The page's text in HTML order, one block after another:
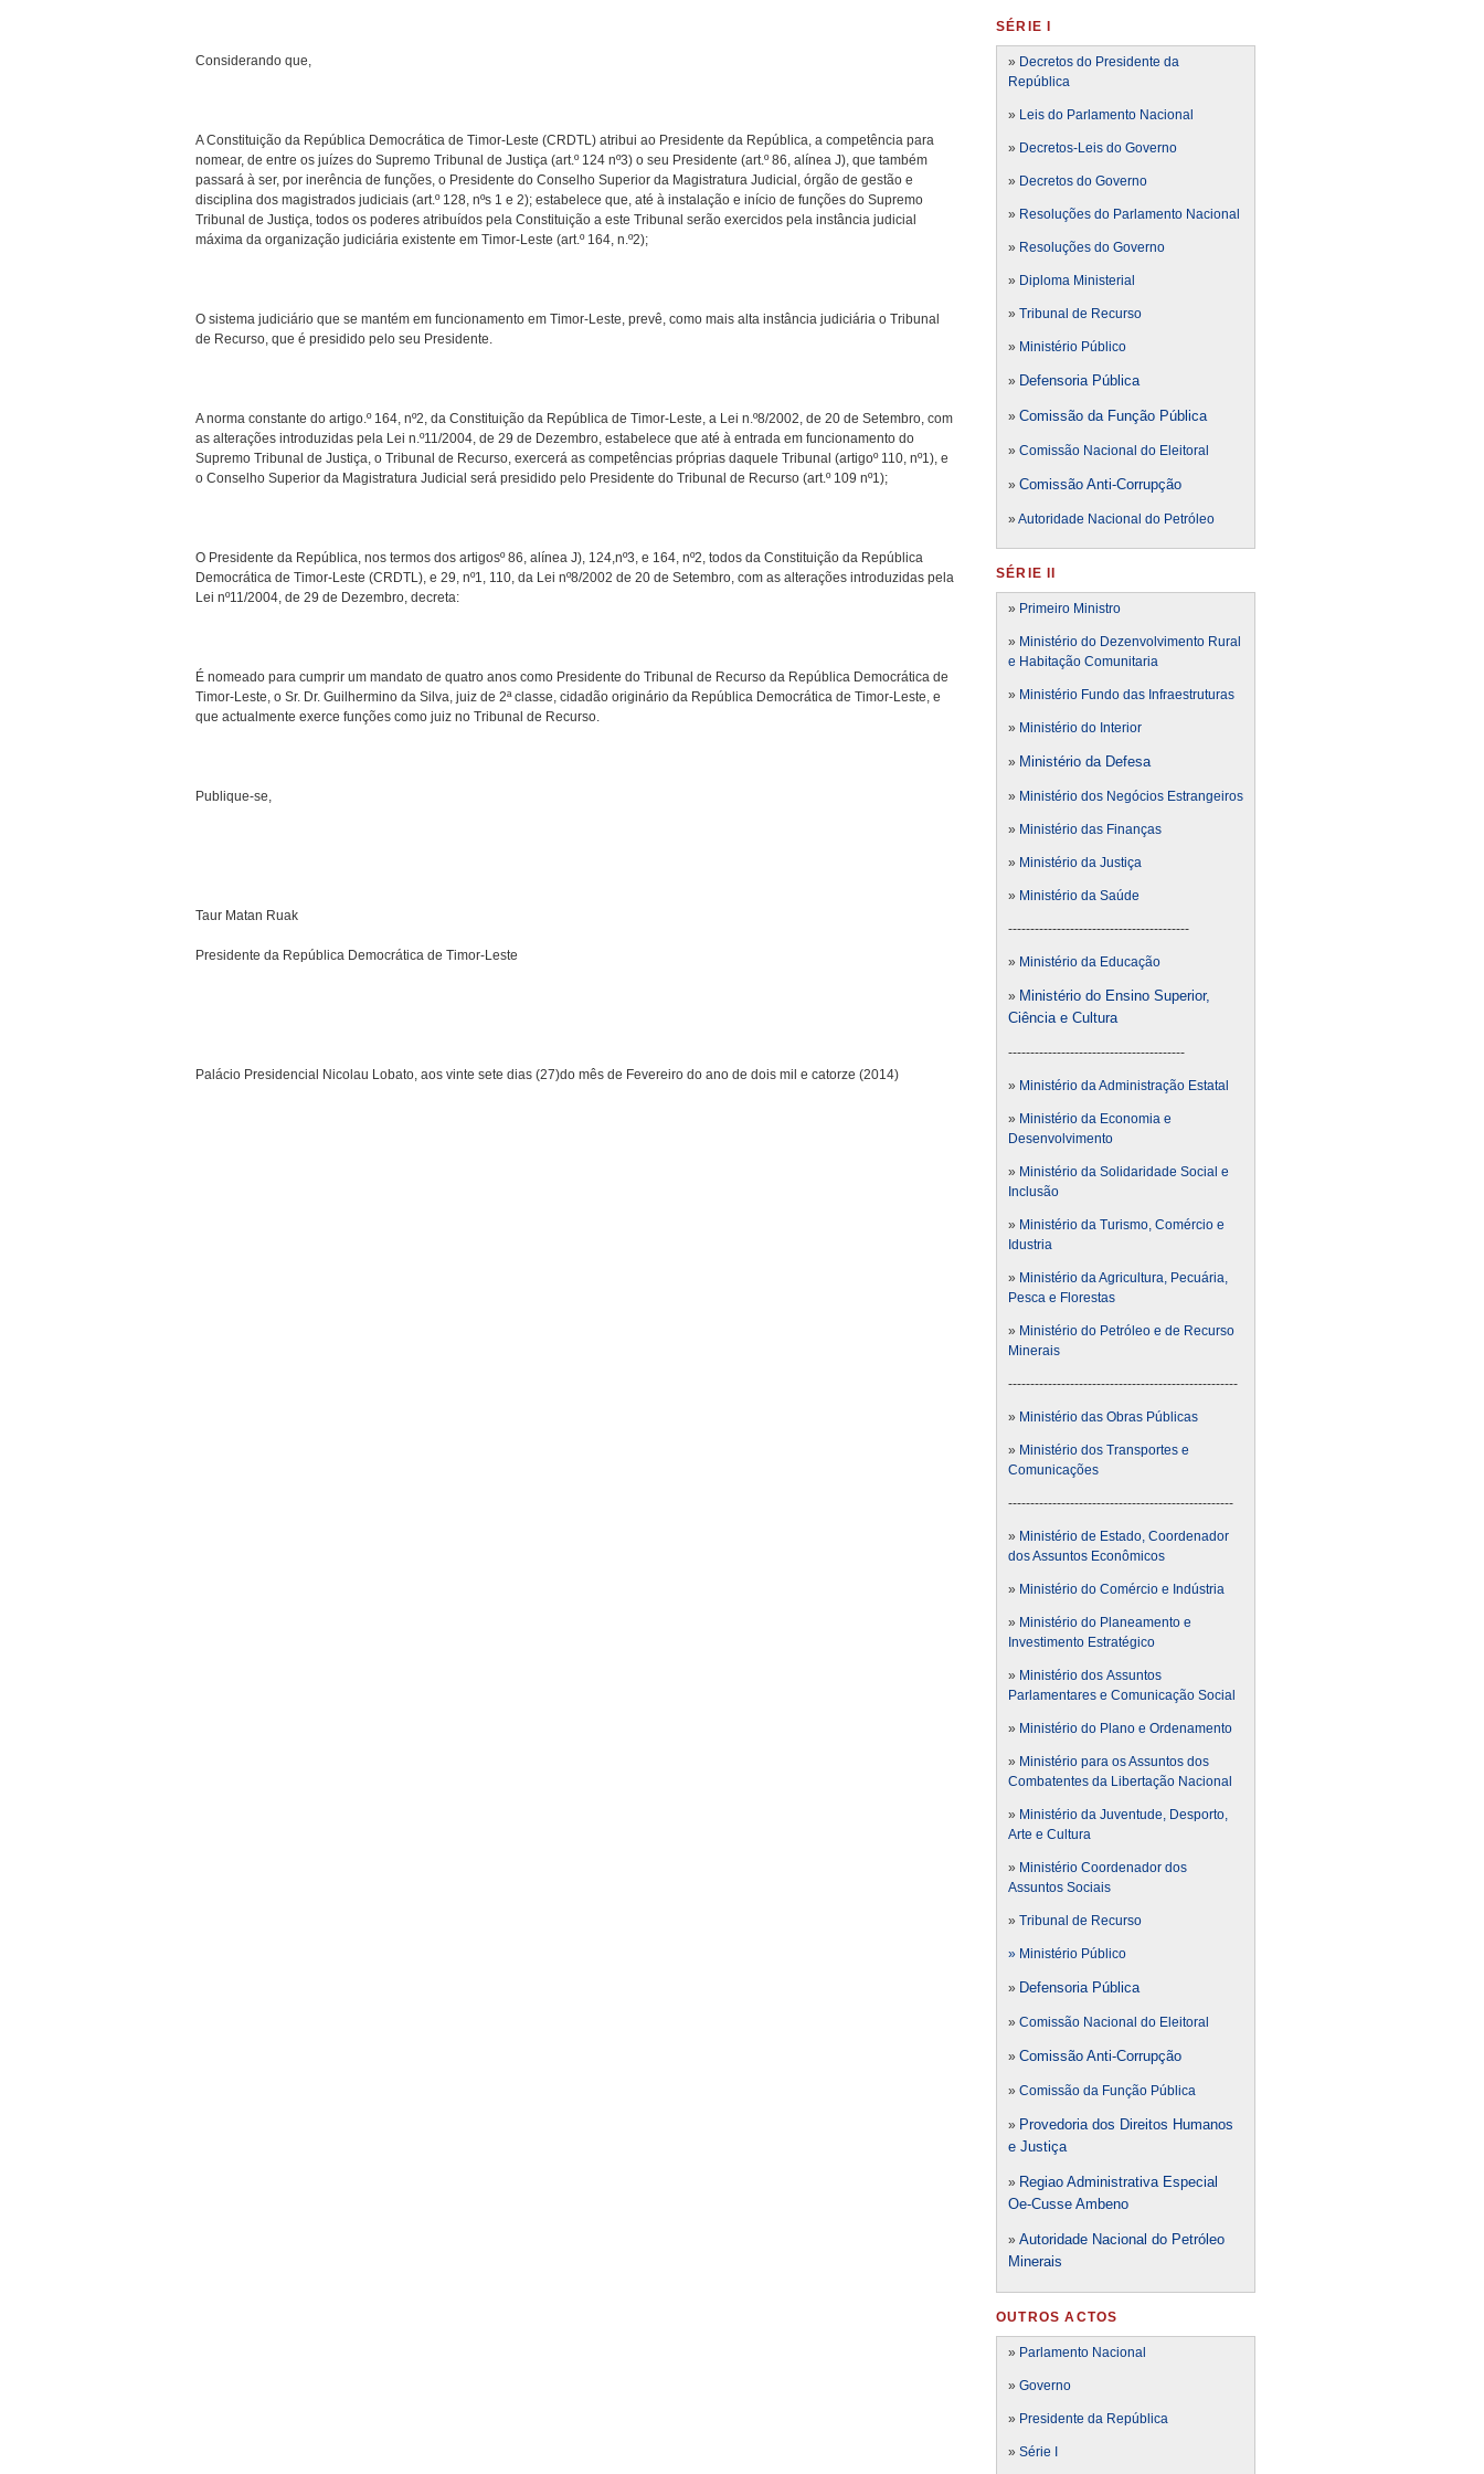
Considerando que,
A Constituição da República Democrática de Timor-Leste (CRDTL) atribui ao Presidente da República, a competência para
nomear, de entre os juízes do Supremo Tribunal de Justiça (art.º 124 nº3) o seu Presidente (art.º 86, alínea J), que também
passará à ser, por inerência de funções, o Presidente do Conselho Superior da Magistratura Judicial, órgão de gestão e
disciplina dos magistrados judiciais (art.º 128, nºs 1 e 2); estabelece que, até à instalação e início de funções do Supremo
Tribunal de Justiça, todos os poderes atribuídos pela Constituição a este Tribunal serão exercidos pela instância judicial
máxima da organização judiciária existente em Timor-Leste (art.º 164, n.º2);
O sistema judiciário que se mantém em funcionamento em Timor-Leste, prevê, como mais alta instância judiciária o Tribunal
de Recurso, que é presidido pelo seu Presidente.
A norma constante do artigo.º 164, nº2, da Constituição da República de Timor-Leste, a Lei n.º8/2002, de 20 de Setembro, com
as alterações introduzidas pela Lei n.º11/2004, de 29 de Dezembro, estabelece que até à entrada em funcionamento do
Supremo Tribunal de Justiça, o Tribunal de Recurso, exercerá as competências próprias daquele Tribunal (artigoº 110, nº1), e
o Conselho Superior da Magistratura Judicial será presidido pelo Presidente do Tribunal de Recurso (art.º 109 nº1);
O Presidente da República, nos termos dos artigosº 86, alínea J), 124,nº3, e 164, nº2, todos da Constituição da República
Democrática de Timor-Leste (CRDTL), e 29, nº1, 110, da Lei nº8/2002 de 20 de Setembro, com as alterações introduzidas pela
Lei nº11/2004, de 29 de Dezembro, decreta:
É nomeado para cumprir um mandato de quatro anos como Presidente do Tribunal de Recurso da República Democrática de
Timor-Leste, o Sr. Dr. Guilhermino da Silva, juiz de 2ª classe, cidadão originário da República Democrática de Timor-Leste, e
que actualmente exerce funções como juiz no Tribunal de Recurso.
Publique-se,
Taur Matan Ruak
Presidente da República Democrática de Timor-Leste
Palácio Presidencial Nicolau Lobato, aos vinte sete dias (27)do mês de Fevereiro do ano de dois mil e catorze (2014)
SÉRIE I
» Decretos do Presidente da
República
» Leis do Parlamento Nacional
» Decretos-Leis do Governo
» Decretos do Governo
» Resoluções do Parlamento Nacional
» Resoluções do Governo
» Diploma Ministerial
» Tribunal de Recurso
» Ministério Público
» Defensoria Pública
» Comissão da Função Pública
» Comissão Nacional do Eleitoral
» Comissão Anti-Corrupção
» Autoridade Nacional do Petróleo
SÉRIE II
» Primeiro Ministro
» Ministério do Dezenvolvimento Rural
e Habitação Comunitaria
» Ministério Fundo das Infraestruturas
» Ministério do Interior
» Ministério da Defesa
» Ministério dos Negócios Estrangeiros
» Ministério das Finanças
» Ministério da Justiça
» Ministério da Saúde
-----------------------------------------
» Ministério da Educação
» Ministério do Ensino Superior,
Ciência e Cultura
----------------------------------------
» Ministério da Administração Estatal
» Ministério da Economia e
Desenvolvimento
» Ministério da Solidaridade Social e
Inclusão
» Ministério da Turismo, Comércio e
Idustria
» Ministério da Agricultura, Pecuária,
Pesca e Florestas
» Ministério do Petróleo e de Recurso
Minerais
----------------------------------------------------
» Ministério das Obras Públicas
» Ministério dos Transportes e
Comunicações
---------------------------------------------------
» Ministério de Estado, Coordenador
dos Assuntos Econômicos
» Ministério do Comércio e Indústria
» Ministério do Planeamento e
Investimento Estratégico
» Ministério dos Assuntos
Parlamentares e Comunicação Social
» Ministério do Plano e Ordenamento
» Ministério para os Assuntos dos
Combatentes da Libertação Nacional
» Ministério da Juventude, Desporto,
Arte e Cultura
» Ministério Coordenador dos
Assuntos Sociais
» Tribunal de Recurso
» Ministério Público
» Defensoria Pública
» Comissão Nacional do Eleitoral
» Comissão Anti-Corrupção
» Comissão da Função Pública
» Provedoria dos Direitos Humanos
e Justiça
» Regiao Administrativa Especial
Oe-Cusse Ambeno
» Autoridade Nacional do Petróleo
Minerais
OUTROS ACTOS
» Parlamento Nacional
» Governo
» Presidente da República
» Série I